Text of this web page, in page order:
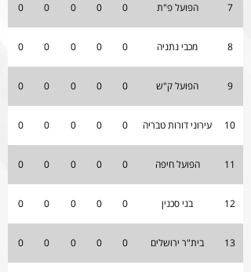
0 0 0 0 0 הפועל פ"ת 7
0 0 0 0 0 מכבי נתניה 8
0 0 0 0 0 הפועל ק"ש 9
0 0 0 0 0 עירוני דורות טבריה 10
0 0 0 0 0 הפועל חיפה 11
0 0 0 0 0 בני סכנין 12
0 0 0 0 0 בית"ר ירושלים 13